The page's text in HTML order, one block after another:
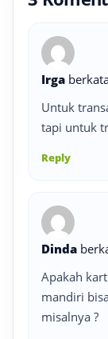
Irga
Untuk
tapi untuk
Reply
Dinda
Apakah
mandiri
misalnya ?